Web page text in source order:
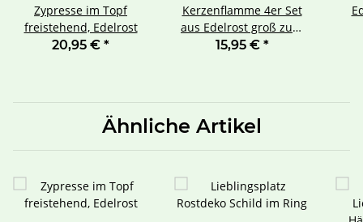
Zypresse im Topf
freistehend, Edelrost
20,95 € *
Kerzenflamme 4er Set
aus Edelrost groß zum
Stecken
15,95 € *
Ähnliche Artikel